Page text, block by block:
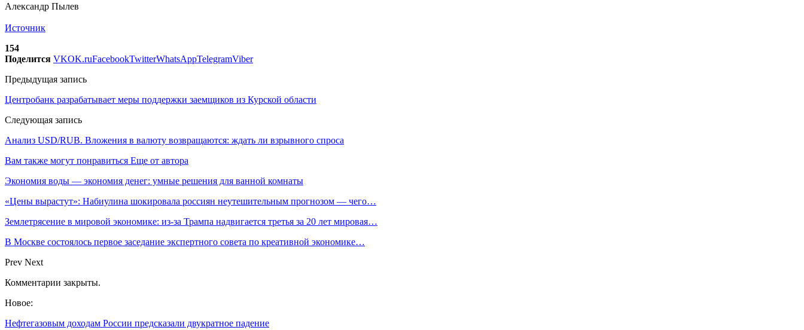
Александр Пылев
Источник
154
Поделится VKOK.ruFacebookTwitterWhatsAppTelegramViber
Предыдущая запись
Центробанк разрабатывает меры поддержки заемщиков из Курской области
Следующая запись
Анализ USD/RUB. Вложения в валюту возвращаются: ждать ли взрывного спроса
Вам также могут понравиться Еще от автора
Экономия воды — экономия денег: умные решения для ванной комнаты
«Цены вырастут»: Набиулина шокировала россиян неутешительным прогнозом — чего…
Землетрясение в мировой экономике: из-за Трампа надвигается третья за 20 лет мировая…
В Москве состоялось первое заседание экспертного совета по креативной экономике…
Prev Next
Комментарии закрыты.
Новое:
Нефтегазовым доходам России предсказали двукратное падение